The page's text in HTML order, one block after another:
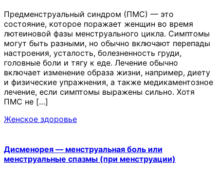
Предменструальный синдром (ПМС) — это
состояние, которое поражает женщин во время
лютеиновой фазы менструального цикла. Симптомы
могут быть разными, но обычно включают перепады
настроения, усталость, болезненность груди,
головные боли и тягу к еде. Лечение обычно
включает изменение образа жизни, например, диету
и физические упражнения, а также медикаментозное
лечение, если симптомы выражены сильно. Хотя
ПМС не […]
Женское здоровье
Дисменорея — менструальная боль или
менструальные спазмы (при менструации)